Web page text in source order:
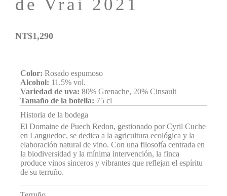
de Vrai 2021
NT$1,290
Color: Rosado espumoso
Alcohol: 11.5% vol.
Variedad de uva: 80% Grenache, 20% Cinsault
Tamaño de la botella: 75 cl
Historia de la bodega
El Domaine de Puech Redon, gestionado por Cyril Cuche
en Languedoc, se dedica a la agricultura ecológica y la
elaboración natural de vino. Con una filosofía centrada en
la biodiversidad y la mínima intervención, la finca
produce vinos sinceros y vibrantes que reflejan el espíritu
de su terruño.